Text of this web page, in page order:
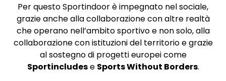
Per questo Sportindoor è impegnato nel sociale,
grazie anche alla collaborazione con altre realtà
che operano nell’ambito sportivo e non solo, alla
collaborazione con istituzioni del territorio e grazie
al sostegno di progetti europei come
Sportincludese Sports Without Borders.